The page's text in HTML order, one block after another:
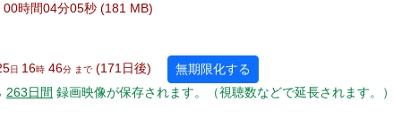
時間04分05秒 (181 MB)
日 16時 46分 まで (171日後)
無期限化する
263日間 録画映像が保存されます。（視聴数などで延長されます。）